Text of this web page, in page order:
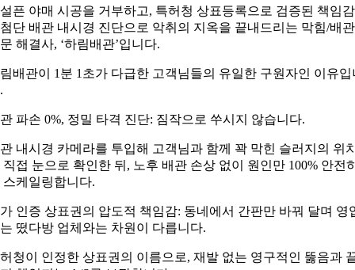
픈 야매 시공을 거부하고, 특허청 상표등록으로 검증된 책임
단 배관 내시경 진단으로 악취의 지옥을 끝내드리는 막힘/배관
해결사, ‘하림배관’입니다.
배관이 1분 1초가 다급한 고객님들의 유일한 구원자인 이유입
파손 0%, 정밀 타격 진단: 짐작으로 쑤시지 않습니다.
내시경 카메라를 투입해 고객님과 함께 꽉 막힌 슬러지의 위
직접 눈으로 확인한 뒤, 노후 배관 손상 없이 원인만 100% 안전
스케일링합니다.
인증 상표권의 압도적 책임감: 동네에서 간판만 바꿔 달며 영
떴다방 업체와는 차원이 다릅니다.
청이 인정한 상표권의 이름으로, 재발 없는 영구적인 뚫음과